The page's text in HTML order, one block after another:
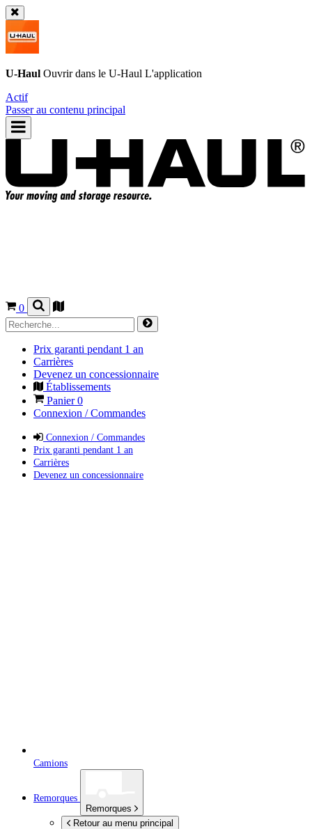
U-Haul Ouvrir dans le U-Haul L'application
Actif
Passer au contenu principal
0
Prix garanti pendant 1 an
Carrières
Devenez un concessionnaire
Établissements
Panier0
Connexion / Commandes
Connexion / Commandes
Prix garanti pendant 1 an
Carrières
Devenez un concessionnaire
Camions
Remorques
Remorques
Retour au menu principal